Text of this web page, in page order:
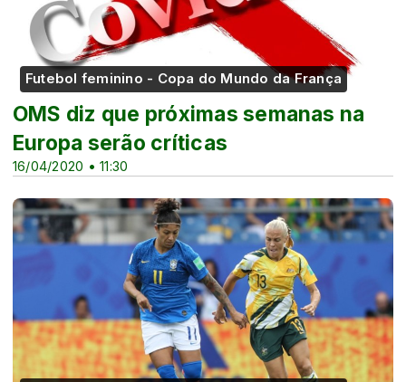
Futebol feminino - Copa do Mundo da França
16/04/2020 • 11:30
OMS diz que próximas semanas na
Europa serão críticas